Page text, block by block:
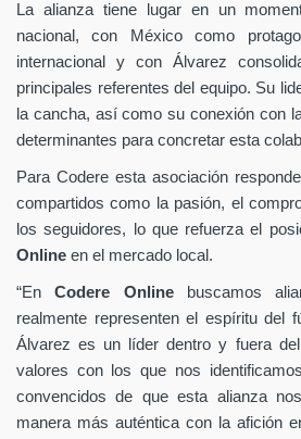
La alianza tiene lugar en un
nacional, con México como
internacional y con Álvarez
principales referentes del equipo. Su
la cancha, así como su conexión con
determinantes para concretar esta
Para Codere esta asociación
compartidos como la pasión, el
los seguidores, lo que refuerza el
Online en el mercado local.
“EnCodere Onlinebuscamos
realmente representen el espíritu del
Álvarez es un líder dentro y fuera
valores con los que nos
convencidos de que esta alianza
manera más auténtica con la afición